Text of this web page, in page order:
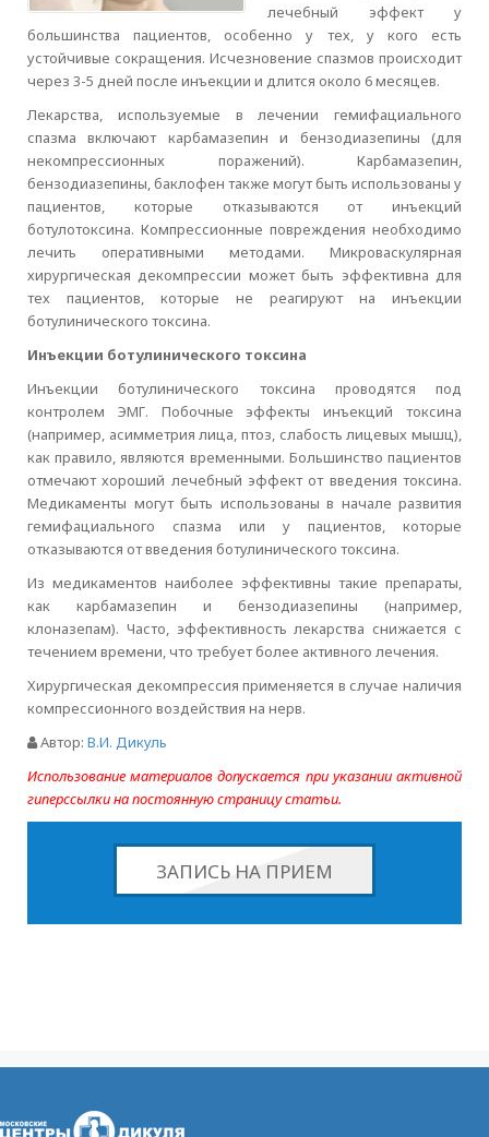
лечебный эффект у
большинства пациентов, особенно у тех, у кого есть
устойчивые сокращения. Исчезновение спазмов происходит
через 3-5 дней после инъекции и длится около 6 месяцев.
Лекарства, используемые в лечении гемифациального
спазма включают карбамазепин и бензодиазепины (для
некомпрессионных поражений). Карбамазепин,
бензодиазепины, баклофен также могут быть использованы у
пациентов, которые отказываются от инъекций
ботулотоксина. Компрессионные повреждения необходимо
лечить оперативными методами. Микроваскулярная
хирургическая декомпрессии может быть эффективна для
тех пациентов, которые не реагируют на инъекции
ботулинического токсина.
Инъекции ботулинического токсина
Инъекции ботулинического токсина проводятся под
контролем ЭМГ. Побочные эффекты инъекций токсина
(например, асимметрия лица, птоз, слабость лицевых мышц),
как правило, являются временными. Большинство пациентов
отмечают хороший лечебный эффект от введения токсина.
Медикаменты могут быть использованы в начале развития
гемифациального спазма или у пациентов, которые
отказываются от введения ботулинического токсина.
Из медикаментов наиболее эффективны такие препараты,
как карбамазепин и бензодиазепины (например,
клоназепам). Часто, эффективность лекарства снижается с
течением времени, что требует более активного лечения.
Хирургическая декомпрессия применяется в случае наличия
компрессионного воздействия на нерв.
Автор: В.И. Дикуль
Использование материалов допускается при указании активной
гиперссылки на постоянную страницу статьи.
ЗАПИСЬ НА ПРИЕМ